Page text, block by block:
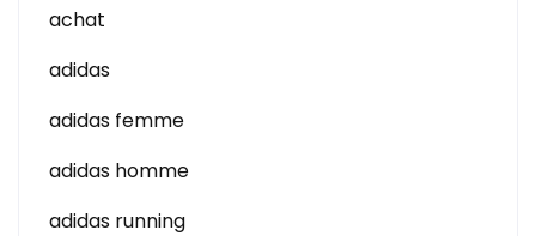
achat
adidas
adidas femme
adidas homme
adidas running